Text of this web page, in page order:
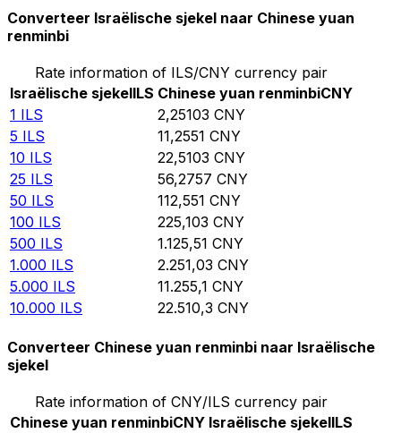
Converteer Israëlische sjekel naar Chinese yuan
renminbi
Rate information of ILS/CNY currency pair
Israëlische sjekelILS Chinese yuan renminbiCNY
1 ILS 2,25103 CNY
5 ILS 11,2551 CNY
10 ILS 22,5103 CNY
25 ILS 56,2757 CNY
50 ILS 112,551 CNY
100 ILS 225,103 CNY
500 ILS 1.125,51 CNY
1.000 ILS 2.251,03 CNY
5.000 ILS 11.255,1 CNY
10.000 ILS 22.510,3 CNY
Converteer Chinese yuan renminbi naar Israëlische
sjekel
Rate information of CNY/ILS currency pair
Chinese yuan renminbiCNY Israëlische sjekelILS